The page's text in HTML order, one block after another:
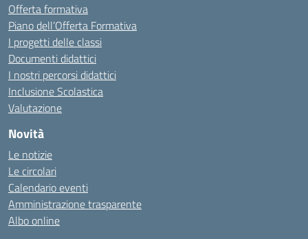
Offerta formativa
Piano dell’Offerta Formativa
I progetti delle classi
Documenti didattici
I nostri percorsi didattici
Inclusione Scolastica
Valutazione
Novità
Le notizie
Le circolari
Calendario eventi
Amministrazione trasparente
Albo online